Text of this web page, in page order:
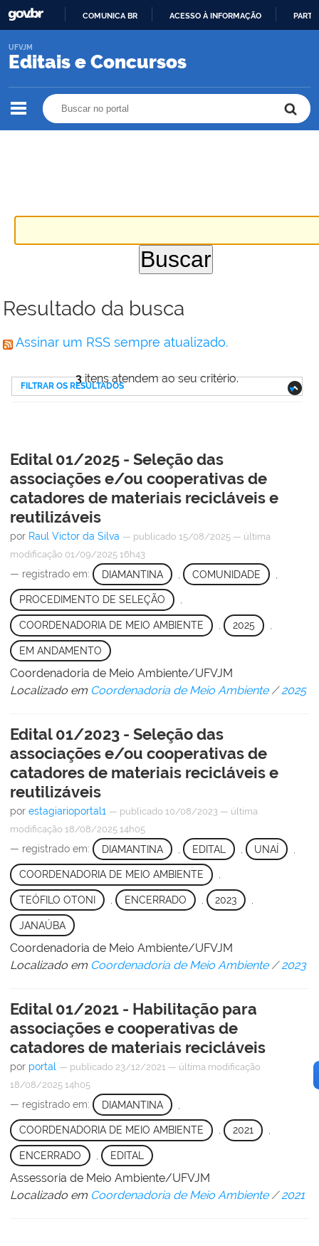
O
COMUNICA BR ACESSO À INFORMAÇÃO
Editais e Concursos
UFVJM
Resultado da busca
Assinar um RSS sempre atualizado.
3itens atendem ao seu critério.
FILTRAR OS RESULTADOS
Edital 01/2025 - Seleção das
associações e/ou cooperativas de
catadores de materiais recicláveis e
reutilizáveis
por Raul Victor da Silva — publicado 15/08/2025 — última
modificação 01/09/2025 16h43
— registrado em: DIAMANTINA COMUNIDADE
PROCEDIMENTO DE SELEÇÃO ,
COORDENADORIA DE MEIO AMBIENTE 2025
EM ANDAMENTO
Coordenadoria de Meio Ambiente/UFVJM
Localizado em Coordenadoria de Meio Ambiente /2025
Edital 01/2023 - Seleção das
associações e/ou cooperativas de
catadores de materiais recicláveis e
reutilizáveis
por estagiarioportal1 — publicado 10/08/2023 — última
modificação 18/08/2025 14h05
— registrado em: DIAMANTINA EDITAL UNAÍ
COORDENADORIA DE MEIO AMBIENTE ,
TEÓFILO OTONI ENCERRADO 2023
JANAÚBA
Coordenadoria de Meio Ambiente/UFVJM
Localizado em Coordenadoria de Meio Ambiente /2023
Edital 01/2021 - Habilitação para
associações e cooperativas de
catadores de materiais recicláveis
por portal — publicado 23/12/2021 — última modificação
18/08/2025 14h05
— registrado em: DIAMANTINA
COORDENADORIA DE MEIO AMBIENTE , 2021 ,
ENCERRADO EDITAL
Assessoria de Meio Ambiente/UFVJM
Localizado em Coordenadoria de Meio Ambiente /2021